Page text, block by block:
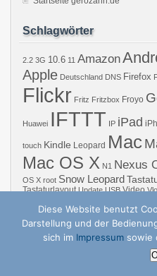
Schlagwörter
2.2 3G 10.6 11 Amazon
Apple Deutschland DNS Firefox
Flickr Fritz Fritzbox Froyo
Huawei IFTTT IP iPad
touch Kindle Leopard Mac
Mac OS X N1 Nexus
OS X root Snow Leopard
Tastaturlayout Update USB Video
Copyright © 2026 GZB – Gero Zahns
Diese Website benutzt
Darstellung und der
sich im Impressumsowie